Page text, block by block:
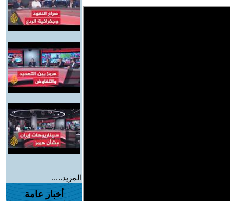
المزيد.....
أخبار عامة